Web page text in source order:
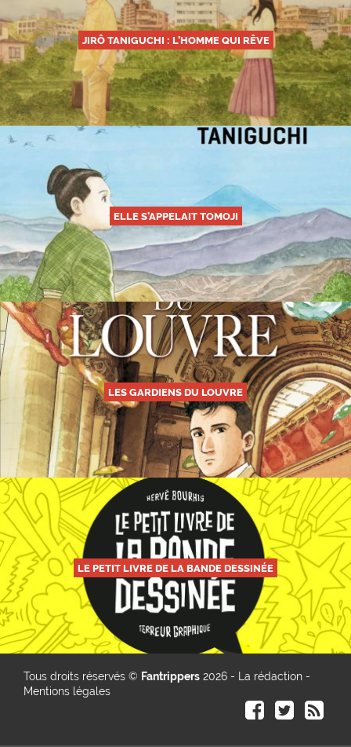
JIRÔ TANIGUCHI : L’HOMME QUI RÊVE
ELLE S’APPELAIT TOMOJI
LES GARDIENS DU LOUVRE
LE PETIT LIVRE DE LA BANDE DESSINÉE
Tous droits réservés © Fantrippers 2026 - La rédaction -
Mentions légales